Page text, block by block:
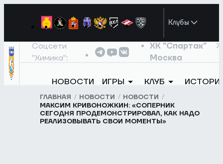
Клубы
Соцсети
"Химика":
ХК "Спартак"
Москва
НОВОСТИ ИГРЫ КЛУБ
ГЛАВНАЯ НОВОСТИ
НОВОСТИ
МАКСИМ КРИВОНОЖКИН: «СОПЕРНИК
СЕГОДНЯ ПРОДЕМОНСТРИРОВАЛ, КАК НАДО
РЕАЛИЗОВЫВАТЬ СВОИ МОМЕНТЫ»